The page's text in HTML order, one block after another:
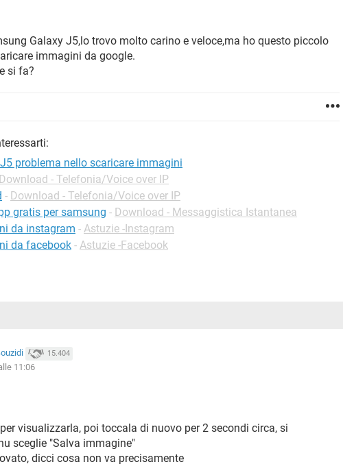
Galaxy J5,lo trovo molto carino e veloce,ma ho questo piccolo
immagini da google.
si fa?
problema nello scaricare immagini
Download - Telefonia/Voice over IP
- Download - Telefonia/Voice over IP
gratis per samsung - Download - Messaggistica Istantanea
da instagram - Astuzie -Instagram
da facebook - Astuzie -Facebook
15.404
11:06
visualizzarla, poi toccala di nuovo per 2 secondi circa, si
sceglie "Salva immagine"
dicci cosa non va precisamente